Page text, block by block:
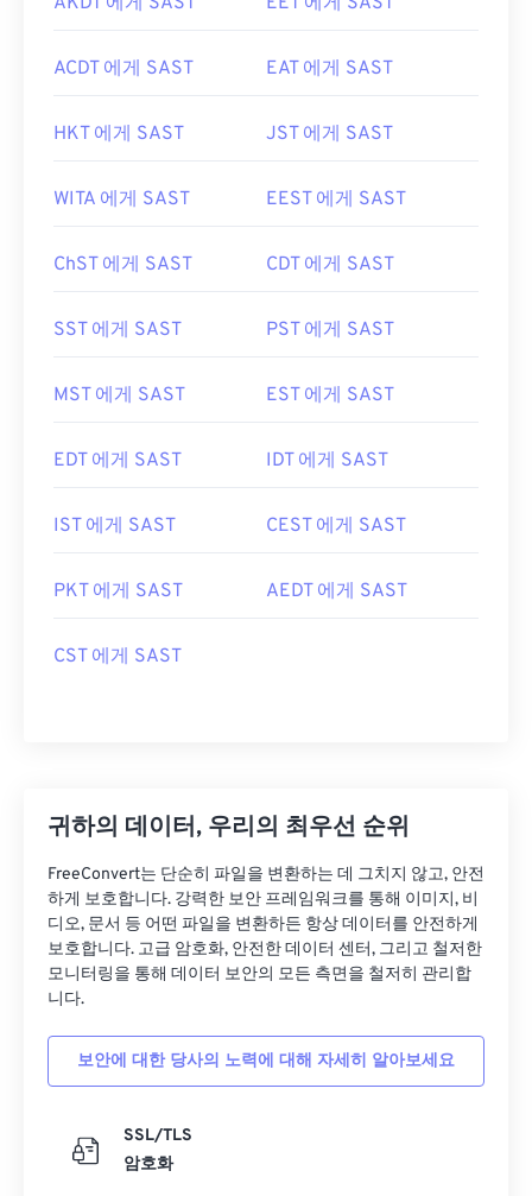
ACDT 에게 SAST EAT 에게 SAST
HKT 에게 SAST JST 에게 SAST
WITA 에게 SAST EEST 에게 SAST
ChST 에게 SAST CDT 에게 SAST
SST 에게 SAST PST 에게 SAST
MST 에게 SAST EST 에게 SAST
EDT 에게 SAST IDT 에게 SAST
IST 에게 SAST CEST 에게 SAST
PKT 에게 SAST AEDT 에게 SAST
CST 에게 SAST
귀하의 데이터, 우리의 최우선 순위
FreeConvert는 단순히 파일을 변환하는 데 그치지 않고, 안전
하게 보호합니다. 강력한 보안 프레임워크를 통해 이미지, 비
디오, 문서 등 어떤 파일을 변환하든 항상 데이터를 안전하게
보호합니다. 고급 암호화, 안전한 데이터 센터, 그리고 철저한
모니터링을 통해 데이터 보안의 모든 측면을 철저히 관리합
니다.
보안에 대한 당사의 노력에 대해 자세히 알아보세요
SSL/TLS
암호화